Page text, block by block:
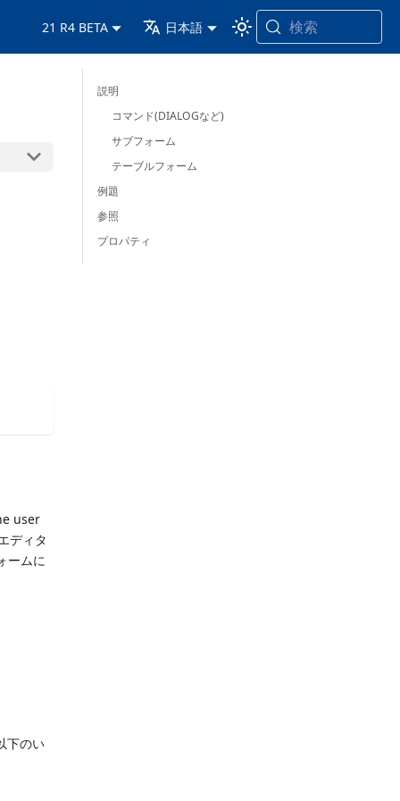
21 R4 BETA 日本語 検索
user
ディタ
ームに
下のい
説明
コマンド(DIALOGなど)
サブフォーム
テーブルフォーム
例題
参照
プロパティ